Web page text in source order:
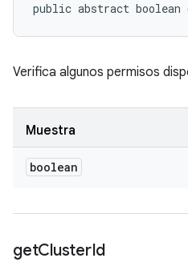
public abstract boolean
Verifica algunos permisos
Muestra
boolean
getClusterId